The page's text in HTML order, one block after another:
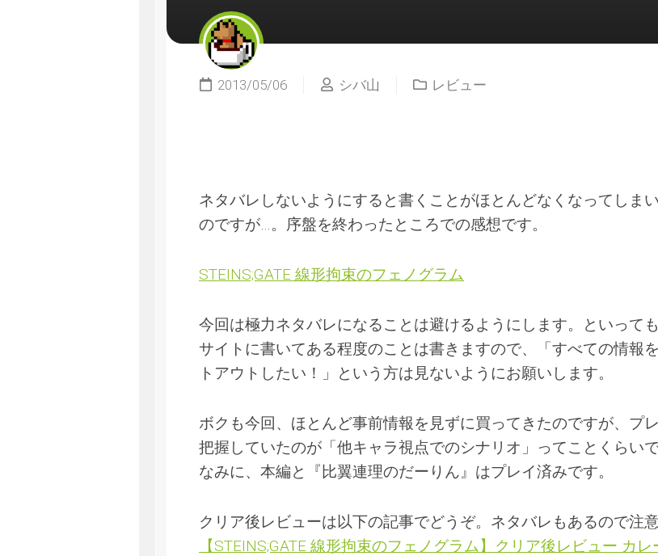
2013/05/06 シバ山 レビュー
ネタバレしないようにすると書くことがほとんどなくなってしま
のですが…。序盤を終わったところでの感想です。
STEINS;GATE 線形拘束のフェノグラム
今回は極力ネタバレになることは避けるようにします。といって
サイトに書いてある程度のことは書きますので、「すべての情報
トアウトしたい！」という方は見ないようにお願いします。
ボクも今回、ほとんど事前情報を見ずに買ってきたのですが、プ
把握していたのが「他キャラ視点でのシナリオ」ってことくらい
なみに、本編と『比翼連理のだーりん』はプレイ済みです。
クリア後レビューは以下の記事でどうぞ。ネタバレもあるので注意
【STEINS;GATE 線形拘束のフェノグラム】クリア後レビュー カ